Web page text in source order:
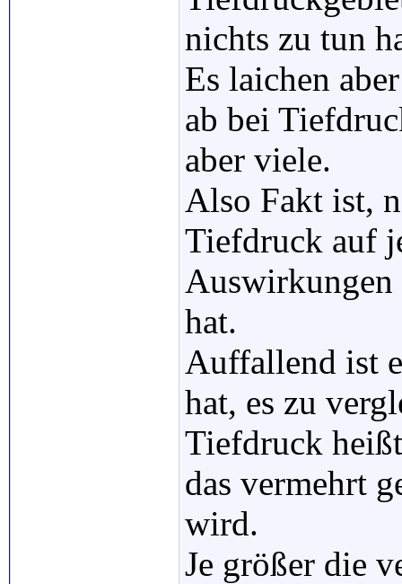
nichts zu tun
Es laichen
ab bei
aber viele.
Also Fakt ist,
Tiefdruck auf
Auswirkungen
hat.
Auffallend ist
hat, es zu
Tiefdruck
das vermehrt
wird.
Je größer die